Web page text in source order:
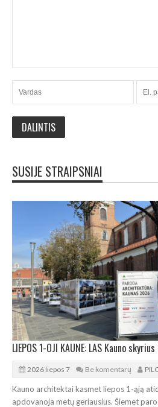
SUSIJE STRAIPSNIAI
LIEPOS 1-OJI KAUNE: LAS Kauno
2026 liepos 7 Be komentarų
Kauno architektai kasmet liepos 1-ąją
apdovanoja metų geriausius. Šiemet